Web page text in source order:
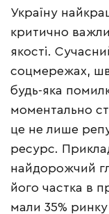
Україну
критично
якості.
соцмережах,
будь-яка
моментально
це не лише
ресурс.
найдорожчий
його частка в
мали 35%